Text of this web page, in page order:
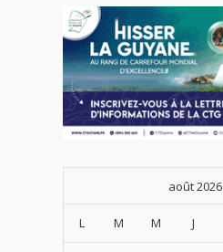
août 2026
L M M J